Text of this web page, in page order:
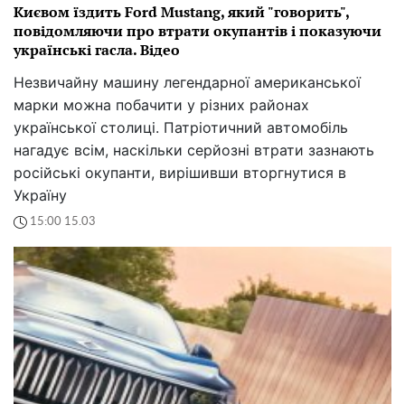
Києвом їздить Ford Mustang, який "говорить",
повідомляючи про втрати окупантів і показуючи
українські гасла. Відео
Незвичайну машину легендарної американської
марки можна побачити у різних районах
української столиці. Патріотичний автомобіль
нагадує всім, наскільки серйозні втрати зазнають
російські окупанти, вирішивши вторгнутися в
Україну
15:00 15.03